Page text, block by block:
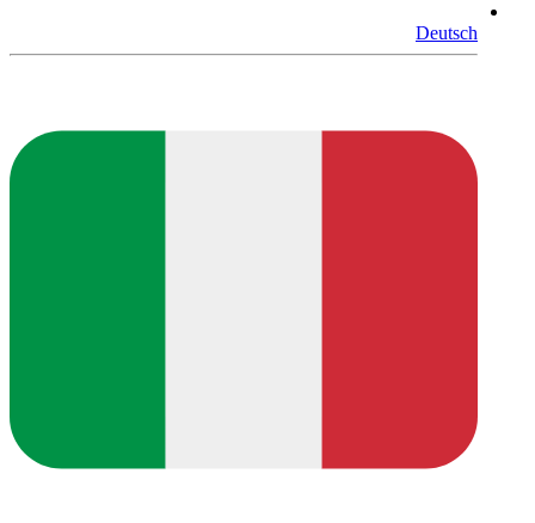
Deutsch